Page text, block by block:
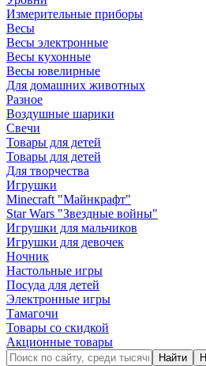
Измерительные приборы
Весы
Весы электронные
Весы кухонные
Весы ювелирные
Для домашних животных
Разное
Воздушные шарики
Свечи
Товары для детей
Товары для детей
Для творчества
Игрушки
Minecraft "Майнкрафт"
Star Wars "Звездные войны"
Игрушки для мальчиков
Игрушки для девочек
Ночник
Настольные игры
Посуда для детей
Электронные игры
Тамагочи
Товары со скидкой
Акционные товары